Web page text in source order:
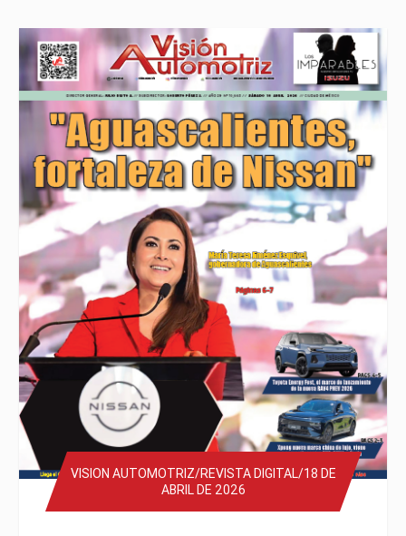
VISION AUTOMOTRIZ/REVISTA DIGITAL/18 DE
ABRIL DE 2026